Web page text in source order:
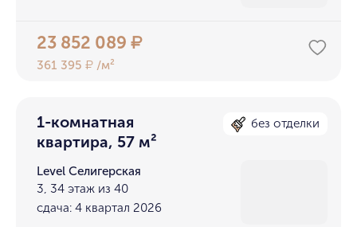
23 852 089₽
361 395₽ /м²
1-комнатная
квартира, 57 м²
без отделки
Level Селигерская
3, 34 этаж из 40
сдача: 4 квартал 2026